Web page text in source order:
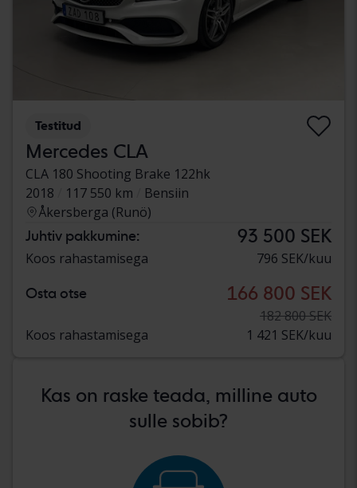
Testitud
Mercedes CLA
CLA 180 Shooting Brake 122hk
2018
117 550 km
Bensiin
Åkersberga (Runö)
Juhtiv pakkumine: 93 500 SEK
Koos rahastamisega 796 SEK/kuu
Osta otse 166 800 SEK
182 800 SEK
Koos rahastamisega
1 421 SEK/kuu
Kas on raske teada, milline auto
sulle sobib?